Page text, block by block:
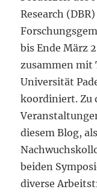
Research
bis Ende März
zusammen mit
Universität
koordiniert. Zu
diesem Blog,
beiden
diverse